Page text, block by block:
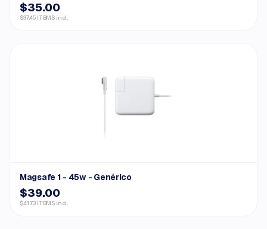
$35.00
$37.45 ITBMS incl.
Magsafe 1 - 45w - Genérico
$39.00
$41.73 ITBMS incl.